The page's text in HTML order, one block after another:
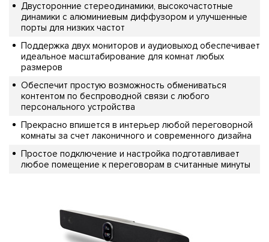
Двусторонние стереодинамики, высокочастотные
динамики с алюминиевым диффузором и улучшенные
порты для низких частот
Поддержка двух мониторов и аудиовыход обеспечивает
идеальное масштабирование для комнат любых
размеров
Обеспечит простую возможность обмениваться
контентом по беспроводной связи с любого
персонального устройства
Прекрасно впишется в интерьер любой переговорной
комнаты за счет лаконичного и современного дизайна
Простое подключение и настройка подготавливает
любое помещение к переговорам в считанные минуты